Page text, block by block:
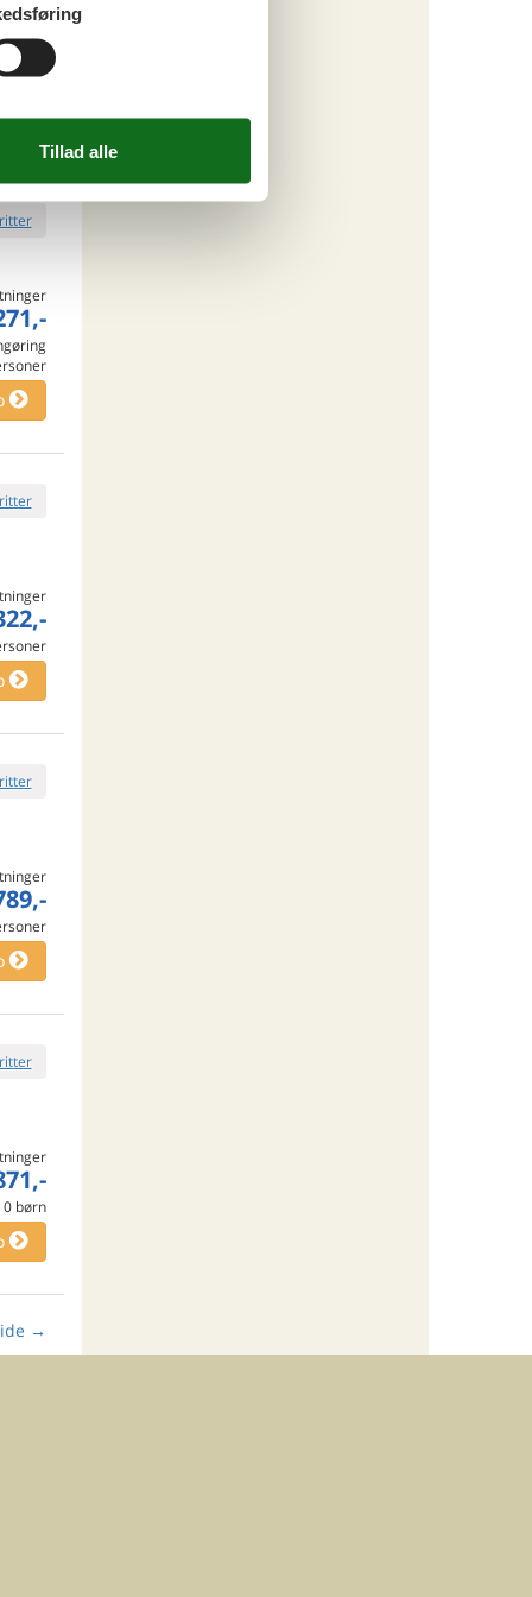
0 børn
→